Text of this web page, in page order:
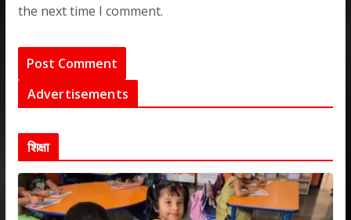
the next time I comment.
Advertisements
शिक्षा